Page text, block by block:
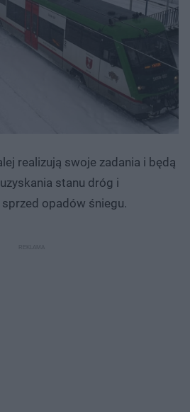
realizują swoje zadania i będą
stanu dróg i
opadów śniegu.